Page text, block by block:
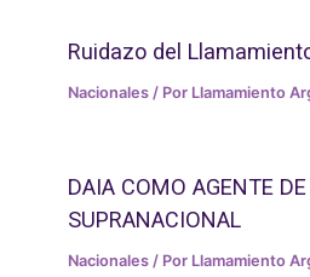
Ruidazo del
Nacionales / Por Llamamiento
DAIA COMO AGENTE
SUPRANACIONAL
Nacionales / Por Llamamiento